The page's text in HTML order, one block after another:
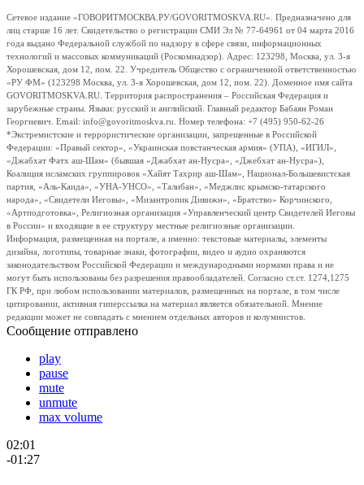
Сетевое издание «ГОВОРИТМОСКВА.РУ/GOVORITMOSKVA.RU». Предназначено для
лиц старше 16 лет. Свидетельство о регистрации СМИ Эл № 77-64961 от 04 марта 2016
года выдано Федеральной службой по надзору в сфере связи, информационных
технологий и массовых коммуникаций (Роскомнадзор). Адрес: 123298, Москва, ул. 3-я
Хорошевская, дом 12, пом. 22. Учредитель Общество с ограниченной ответственностью
«РУ ФМ» (123298 Москва, ул. 3-я Хорошевская, дом 12, пом. 22). Доменное имя сайта
GOVORITMOSKVA.RU. Территория распространения – Российская Федерация и
зарубежные страны. Языки: русский и английский. Главный редактор Бабаян Роман
Георгиевич. Email: info@govoritmoskva.ru. Номер телефона: +7 (495) 950-62-26
*Экстремистские и террористические организации, запрещенные в Российской
Федерации: «Правый сектор», «Украинская повстанческая армия» (УПА), «ИГИЛ»,
«Джабхат Фатх аш-Шам» (бывшая «Джабхат ан-Нусра», «Джебхат ан-Нусра»),
Коалиция исламских группировок «Хайят Тахрир аш-Шам», Национал-Большевистская
партия, «Аль-Каида», «УНА-УНСО», «Талибан», «Меджлис крымско-татарского
народа», «Свидетели Иеговы», «Мизантропик Дивижн», «Братство» Корчинского,
«Артподготовка», Религиозная организация «Управленческий центр Свидетелей Иеговы
в России» и входящие в ее структуру местные религиозные организации.
Информация, размещенная на портале, а именно: текстовые материалы, элементы
дизайна, логотипы, товарные знаки, фотографии, видео и аудио охраняются
законодательством Российской Федерации и международными нормами права и не
могут быть использованы без разрешения правообладателей. Согласно ст.ст. 1274,1275
ГК РФ, при любом использовании материалов, размещенных на портале, в том числе
цитировании, активная гиперссылка на материал является обязательной. Мнение
редакции может не совпадать с мнением отдельных авторов и колумнистов.
Сообщение отправлено
play
pause
mute
unmute
max volume
02:01
-01:27